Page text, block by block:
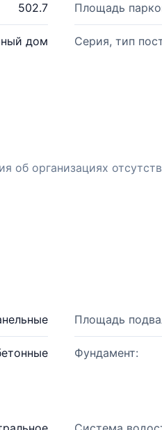
502.7 Площадь
дом Серия, тип
об организациях
Площадь
Фундамент: